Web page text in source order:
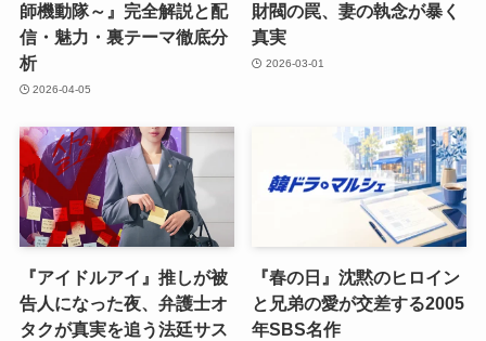
師機動隊～』完全解説と配
信・魅力・裏テーマ徹底分
析
2026-04-05
財閥の罠、妻の執念が暴く
真実
2026-03-01
『アイドルアイ』推しが被
告人になった夜、弁護士オ
タクが真実を追う法廷サス
『春の日』沈黙のヒロイン
と兄弟の愛が交差する2005
年SBS名作